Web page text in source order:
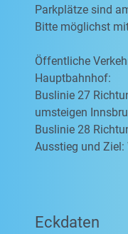
Parkplätze sind
Bitte möglichst
Öffentliche
Hauptbahnhof:
Buslinie 27
umsteigen
Buslinie 28
Ausstieg und Ziel:
Eckdaten